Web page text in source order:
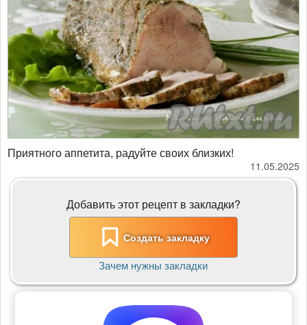
Приятного аппетита, радуйте своих близких!
11.05.2025
Добавить этот рецепт в закладки?
Создать закладку
Зачем нужны закладки